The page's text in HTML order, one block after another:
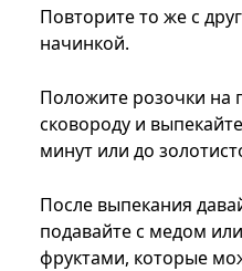
Повторите то же с
начинкой.
Положите розочки на
сковороду и
минут или до
После выпекания
подавайте с медом
фруктами, которые